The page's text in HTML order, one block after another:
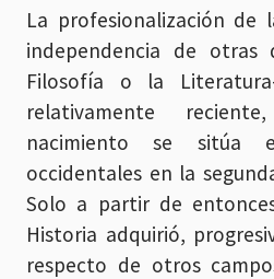
La profesionalización de
independencia de otras
Filosofía o la
relativamente
nacimiento se sitúa
occidentales en la
Solo a partir de
Historia adquirió,
respecto de otros